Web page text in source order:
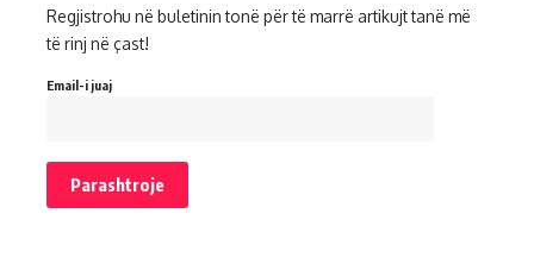
Regjistrohu në buletinin tonë për të marrë artikujt tanë më
të rinj në çast!
Email-i juaj